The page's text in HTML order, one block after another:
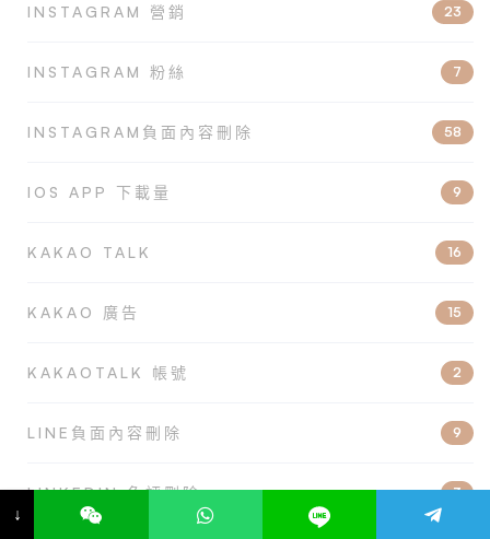
INSTAGRAM 營銷 23
INSTAGRAM 粉絲 7
INSTAGRAM負面內容刪除 58
IOS APP 下載量 9
KAKAO TALK 16
KAKAO 廣告 15
KAKAOTALK 帳號 2
LINE負面內容刪除 9
LINKEDIN 負評刪除 3
↓